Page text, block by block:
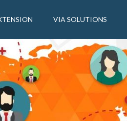
VIA SOLUTIONS